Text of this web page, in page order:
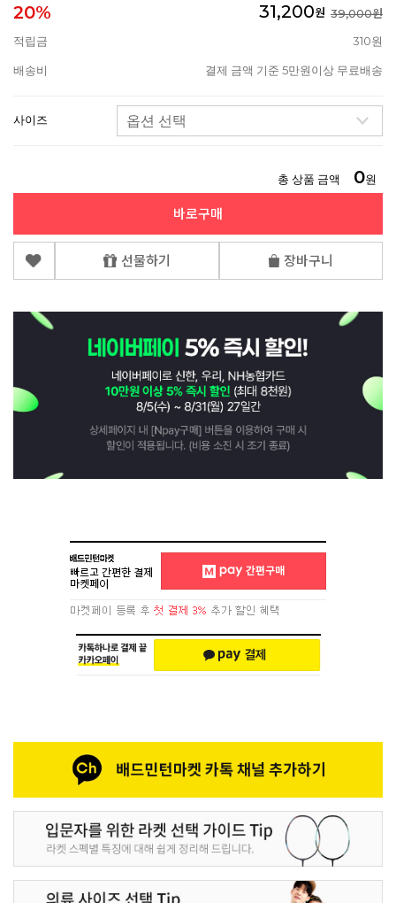
20% 31,200원 39,000원
적립금
310원
배송비 결제 금액 기준 5만원이상 무료배송
사이즈
총 상품 금액 0원
바로구매
선물하기 장바구니